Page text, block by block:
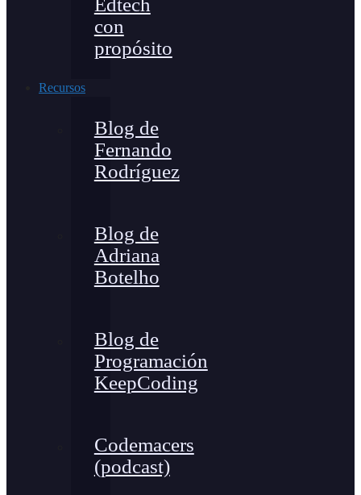
Edtech
con
propósito
Recursos
Blog de
Fernando
Rodríguez
Blog de
Adriana
Botelho
Blog de
Programación
KeepCoding
Codemacers
(podcast)